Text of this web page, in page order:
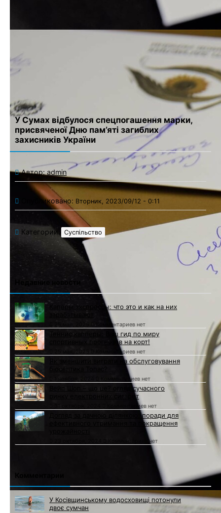
Сайт
Сохранить моё имя, email и адрес сайта в этом браузере для
У Сумах відбулося спецпогашення марки,
присвяченої Дню пам’яті загиблих
захисників України
Автор:admin
Опубликовано: Вторник, 2023/09/12 - 0:11
Категории: Суспільство
Недавние новости
Каперы экспрессы: что это и как на них
зарабатывают
Комментариев нет
Теннис капперы: Ваш гид по миру
спортивных прогнозов на корт!
25 мая, 2025 Комментариев нет
Як зменшити витрати на обслуговування
Комментариев нет
Вейп Шоп – що це? огляд сучасного
ринку електронних сигарет
Комментариев нет
Догляд за дачною ділянкою: поради для
ефективного утримання та покращення
Комментариев нет
У Косівщинському водосховищі потонули
двоє сумчан